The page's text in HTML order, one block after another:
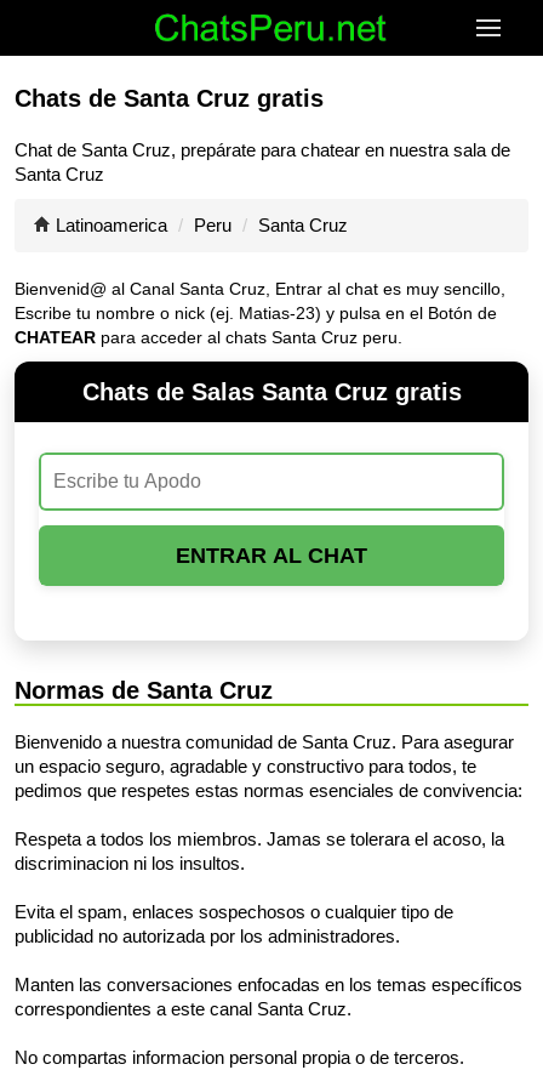
Chats de Santa Cruz gratis
Chat de Santa Cruz, prepárate para chatear en nuestra sala de
Santa Cruz
Latinoamerica Peru Santa Cruz
Bienvenid@ al Canal Santa Cruz , Entrar al chat es muy sencillo,
Escribe tu nombre o nick (ej. Matias-23) y pulsa en el Botón de
CHATEAR para acceder al chats Santa Cruz peru.
Chats de Salas Santa Cruz gratis
ENTRAR AL CHAT
Normas de Santa Cruz
Bienvenido a nuestra comunidad de Santa Cruz. Para asegurar
un espacio seguro, agradable y constructivo para todos, te
pedimos que respetes estas normas esenciales de convivencia:
Respeta a todos los miembros. Jamas se tolerara el acoso, la
discriminacion ni los insultos.
Evita el spam, enlaces sospechosos o cualquier tipo de
publicidad no autorizada por los administradores.
Manten las conversaciones enfocadas en los temas específicos
correspondientes a este canal Santa Cruz.
No compartas informacion personal propia o de terceros.